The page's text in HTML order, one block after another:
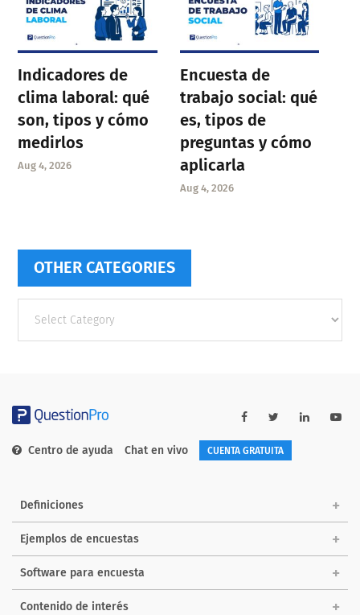
Indicadores de
clima laboral: qué
son, tipos y cómo
medirlos
Aug 4, 2026
Encuesta de
trabajo social: qué
es, tipos de
preguntas y cómo
aplicarla
Aug 4, 2026
OTHER CATEGORIES
categories
Centro de ayuda Chat en vivo CUENTA GRATUITA
Definiciones
Ejemplos de encuestas
Software para encuesta
Contenido de interés